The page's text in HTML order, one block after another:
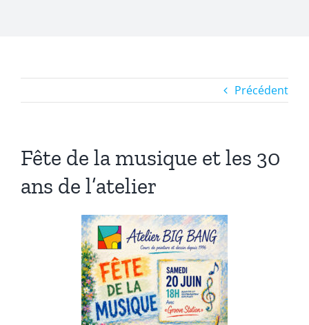
Précédent
Fête de la musique et les 30
ans de l’atelier